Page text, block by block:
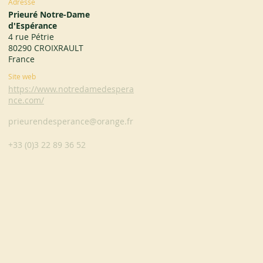
Prieuré Notre-Dame
d'Espérance
4 rue Pétrie
80290 CROIXRAULT
France
Site web
https://www.notredamedespera
nce.com/
prieurendesperance@orange.fr
+33 (0)3 22 89 36 52